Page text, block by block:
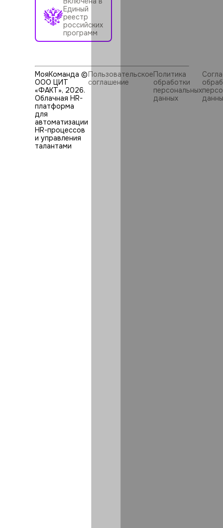
Единый
реестр
российских
программ
МояКоманда ©
ООО ЦИТ
«ФАКТ», 2026.
Облачная HR-
платформа
для
автоматизации
HR⁠-⁠процессов
и управления
талантами
Пользовательское
соглашение
Политика
обработки
персональных
данных